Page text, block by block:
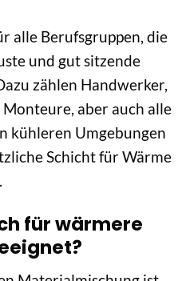
alle Berufsgruppen, die
und gut sitzende
zählen Handwerker,
aber auch alle
kühleren Umgebungen
Schicht für Wärme
für wärmere